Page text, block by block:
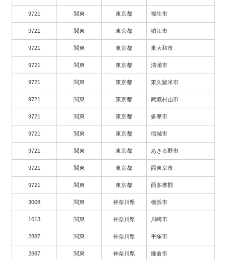
9721 関東 東京都 福生市
9721 関東 東京都 狛江市
9721 関東 東京都 東大和市
9721 関東 東京都 清瀬市
9721 関東 東京都 東久留米市
9721 関東 東京都 武蔵村山市
9721 関東 東京都 多摩市
9721 関東 東京都 稲城市
9721 関東 東京都 あきる野市
9721 関東 東京都 西東京市
9721 関東 東京都 西多摩郡
3008 関東 神奈川県 横浜市
1613 関東 神奈川県 川崎市
2887 関東 神奈川県 平塚市
2887 関東 神奈川県 鎌倉市